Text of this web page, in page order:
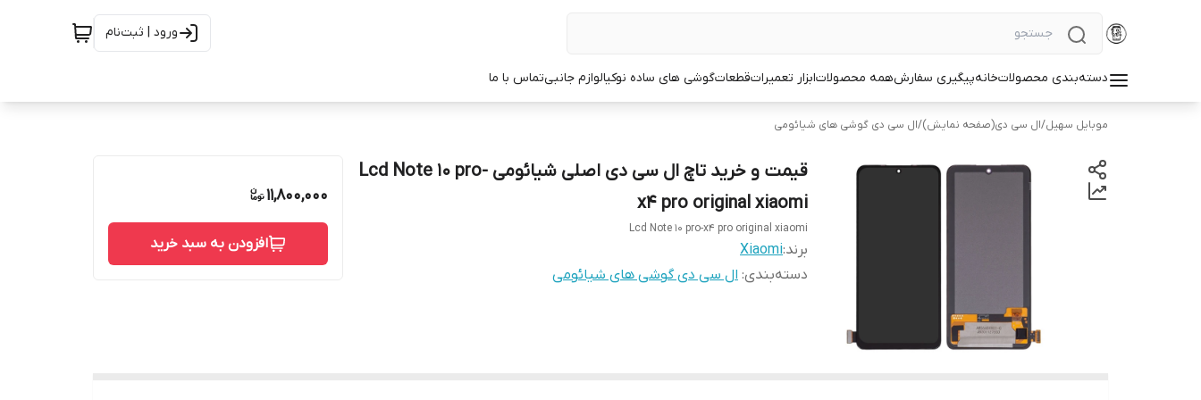
ورود | ثبت‌نام
دسته‌بندی محصولاتخانهپیگیری سفارشهمه محصولاتابزار تعمیراتقطعاتگوشی های ساده نوکیالوازم جانبیتماس با ما
موبایل سهیل/ال سی دی(صفحه نمایش)/ال سی دی گوشی های شیائومی
قیمت و خرید تاچ ال سی دی اصلی شیائومی Lcd Note 10 pro-
x4 pro original xiaomi
Lcd Note 10 pro-x4 pro original xiaomi
برند:Xiaomi
دسته‌بندی: ال سی دی گوشی های شیائومی
11,800,000
افزودن به سبد خرید